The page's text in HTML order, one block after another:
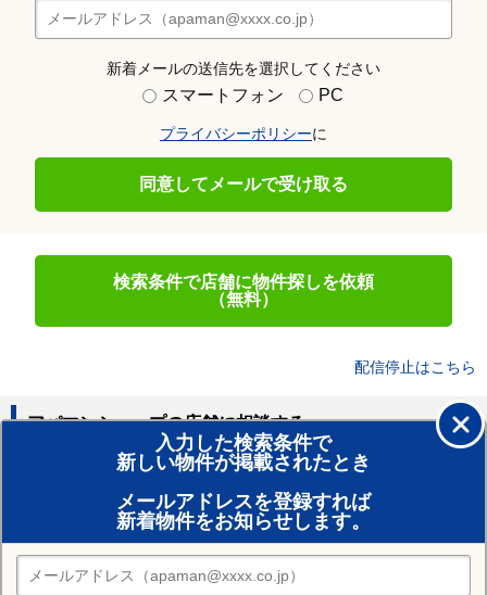
新着メールの送信先を選択してください
スマートフォン PC
プライバシーポリシーに
同意してメールで受け取る
検索条件で店舗に物件探しを依頼
（無料）
配信停止はこちら
入力した検索条件で
新しい物件が掲載されたとき
メールアドレスを登録すれば
新着物件をお知らせします。
アパマンショップの店舗に相談する
賃貸のプロがお部屋探し！
おまかせ物件リクエスト
住みたい街の店舗を探す
店舗検索